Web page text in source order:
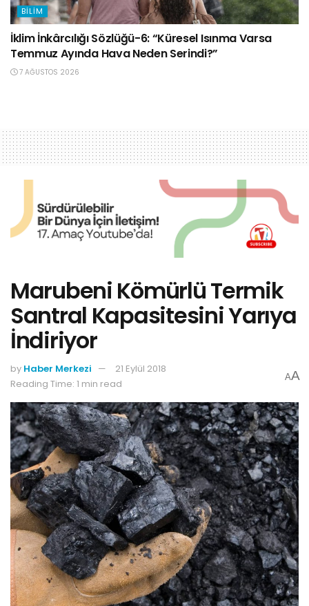
BILIM
İklim İnkârcılığı Sözlüğü-6: “Küresel Isınma Varsa
Temmuz Ayında Hava Neden Serindi?”
7 AĞUSTOS 2026
Marubeni Kömürlü Termik
Santral Kapasitesini Yarıya
İndiriyor
by Haber Merkezi
21 Eylül 2018
Reading Time: 1 min read
AA